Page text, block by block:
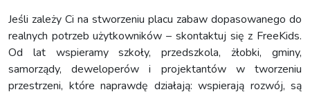
Jeśli zależy Ci na stworzeniu placu zabaw dopasowanego do
realnych potrzeb użytkowników – skontaktuj się z FreeKids.
Od lat wspieramy szkoły, przedszkola, żłobki, gminy,
samorządy, deweloperów i projektantów w tworzeniu
przestrzeni, które naprawdę działają: wspierają rozwój, są